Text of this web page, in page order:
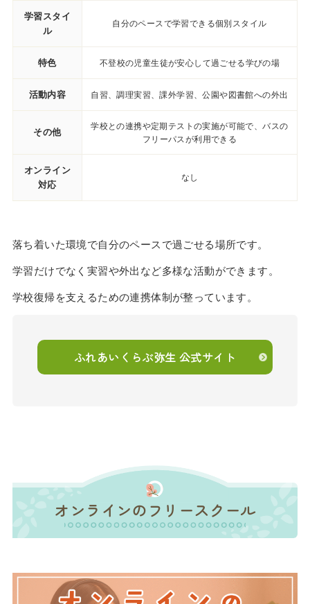
学習スタイ
ル
自分のペースで学習できる個別スタイル
特色 不登校の児童生徒が安心して過ごせる学びの場
活動内容 自習、調理実習、課外学習、公園や図書館への外出
その他
学校との連携や定期テストの実施が可能で、バスの
フリーパスが利用できる
オンライン
対応
なし
落ち着いた環境で自分のペースで過ごせる場所です。
学習だけでなく実習や外出など多様な活動ができます。
学校復帰を支えるための連携体制が整っています。
ふれあいくらぶ弥生 公式サイト
オンラインのフリースクール